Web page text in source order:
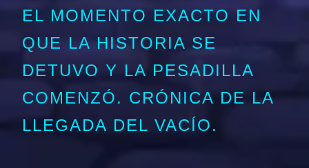
EL MOMENTO EXACTO EN
QUE LA HISTORIA SE
DETUVO Y LA PESADILLA
COMENZÓ. CRÓNICA DE LA
LLEGADA DEL VACÍO.